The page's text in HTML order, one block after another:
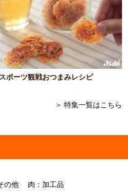
スポーツ観戦おつまみレシピ
＞ 特集一覧はこちら
の他 肉：加工品